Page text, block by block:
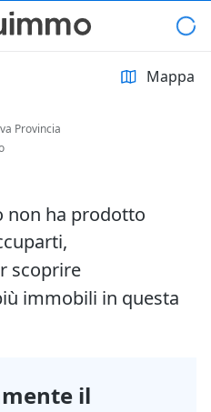
Mappa
Provincia
non ha prodotto
scoprire
immobili in questa
il